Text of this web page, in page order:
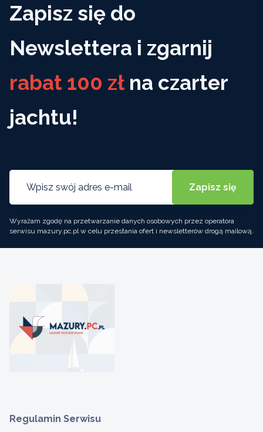
Zapisz się do
Newslettera i zgarnij
rabat 100 zł na czarter
jachtu!
Wyrażam zgodę na przetwarzanie danych osobowych przez operatora
serwisu mazury.pc.pl w celu przesłania ofert i newsletterów drogą mailową.
Regulamin Serwisu